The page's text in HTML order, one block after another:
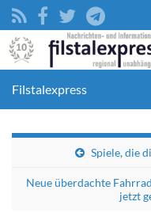
Filstalexpress
Spiele, die
Neue überdachte
jetzt